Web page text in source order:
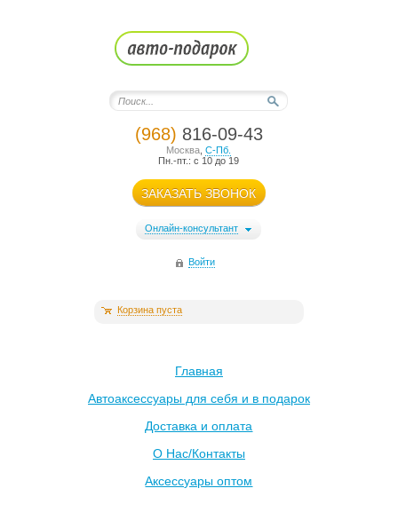
(968) 816-09-43
Москва ,С-Пб.
Пн.-пт.: с 10 до 19
ЗАКАЗАТЬ ЗВОНОК
Онлайн-консультант
Войти
Корзина пуста
Главная
Автоаксессуары для себя и в подарок
Доставка и оплата
О Нас/Контакты
Аксессуары оптом